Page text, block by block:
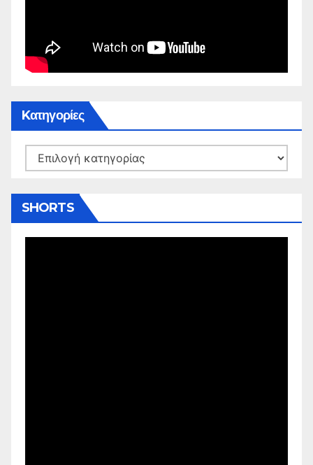
Kατηγορίες
Kατηγορίες
SHORTS